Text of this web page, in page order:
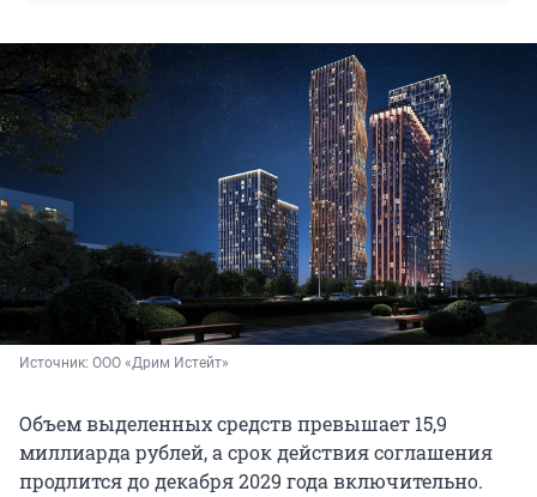
Источник: ООО «Дрим Истейт»
Объем выделенных средств превышает 15,9
миллиарда рублей, а срок действия соглашения
продлится до декабря 2029 года включительно.